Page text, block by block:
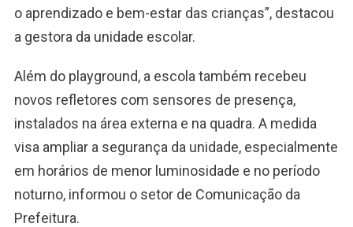
o aprendizado e bem-estar das crianças”, destacou
a gestora da unidade escolar.
Além do playground, a escola também recebeu
novos refletores com sensores de presença,
instalados na área externa e na quadra. A medida
visa ampliar a segurança da unidade, especialmente
em horários de menor luminosidade e no período
noturno, informou o setor de Comunicação da
Prefeitura.